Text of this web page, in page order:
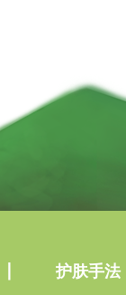
护肤手法